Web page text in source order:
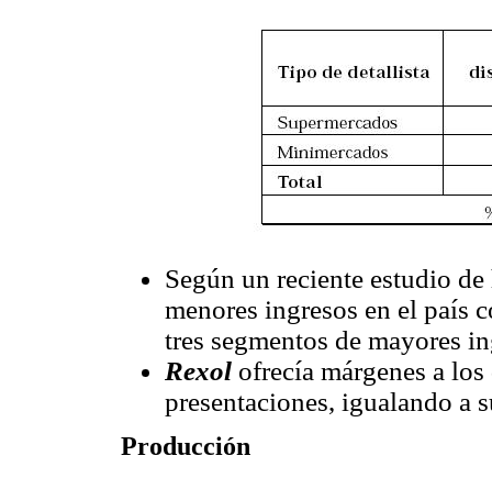
Según un reciente estudio
menores ingresos en el país
tres segmentos de mayores
Rexol ofrecía márgenes a
presentaciones, igualando a
Producción